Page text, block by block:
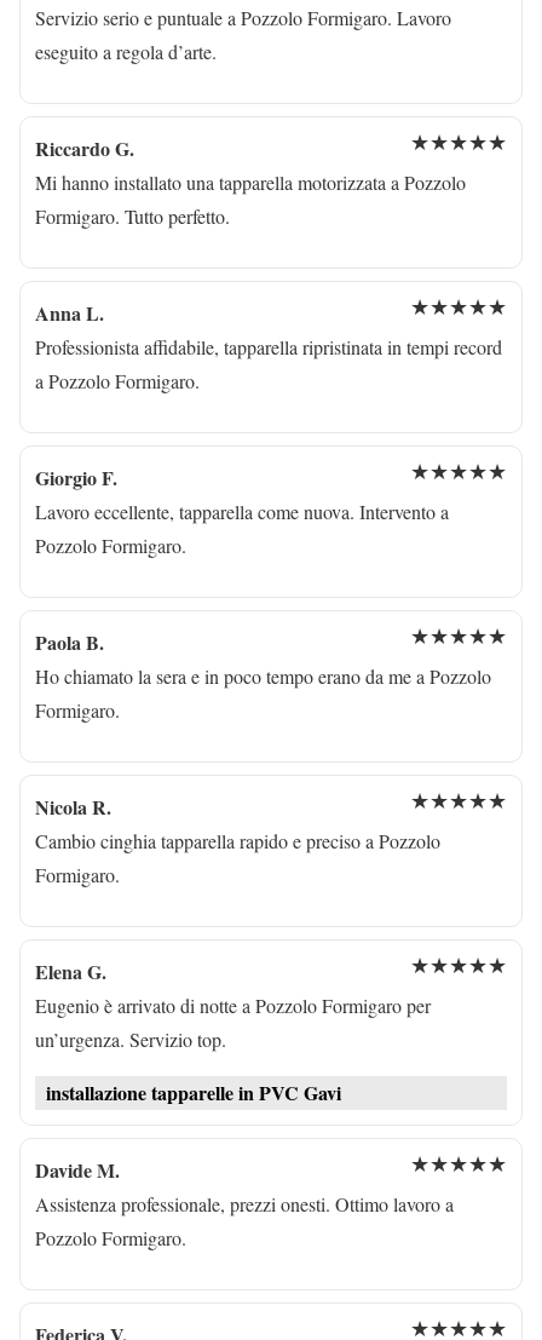
Servizio serio e puntuale a Pozzolo Formigaro. Lavoro
eseguito a regola d’arte.
Riccardo G. ★★★★★
Mi hanno installato una tapparella motorizzata a Pozzolo
Formigaro. Tutto perfetto.
Anna L. ★★★★★
Professionista affidabile, tapparella ripristinata in tempi record
a Pozzolo Formigaro.
Giorgio F. ★★★★★
Lavoro eccellente, tapparella come nuova. Intervento a
Pozzolo Formigaro.
Paola B. ★★★★★
Ho chiamato la sera e in poco tempo erano da me a Pozzolo
Formigaro.
Nicola R. ★★★★★
Cambio cinghia tapparella rapido e preciso a Pozzolo
Formigaro.
Elena G. ★★★★★
Eugenio è arrivato di notte a Pozzolo Formigaro per
un’urgenza. Servizio top.
installazione tapparelle in PVC Gavi
Davide M. ★★★★★
Assistenza professionale, prezzi onesti. Ottimo lavoro a
Pozzolo Formigaro.
Federica V. ★★★★★